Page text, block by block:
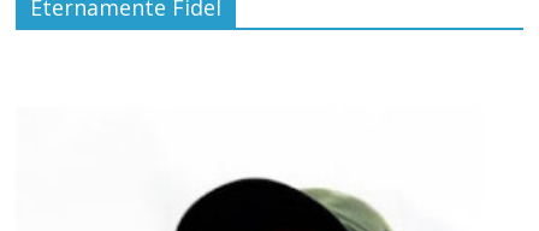
Eternamente Fidel